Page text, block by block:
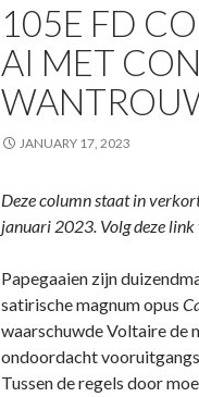
105E FD
AI MET
JANUARY 17, 2023
Deze column staat in
januari 2023. Volg deze
Papegaaien zijn
satirische magnum opus
waarschuwde Voltaire de
ondoordacht
Tussen de regels door